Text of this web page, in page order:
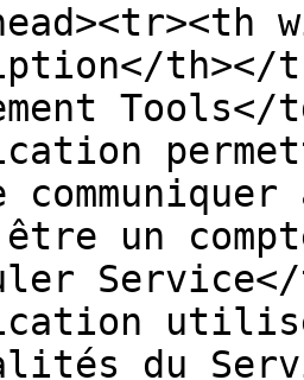
th></
un
du